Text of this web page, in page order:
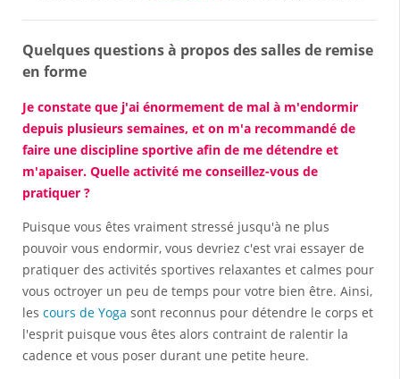
Quelques questions à propos des salles de remise
en forme
Je constate que j'ai énormement de mal à m'endormir
depuis plusieurs semaines, et on m'a recommandé de
faire une discipline sportive afin de me détendre et
m'apaiser. Quelle activité me conseillez-vous de
pratiquer ?
Puisque vous êtes vraiment stressé jusqu'à ne plus
pouvoir vous endormir, vous devriez c'est vrai essayer de
pratiquer des activités sportives relaxantes et calmes pour
vous octroyer un peu de temps pour votre bien être. Ainsi,
les cours de Yoga sont reconnus pour détendre le corps et
l'esprit puisque vous êtes alors contraint de ralentir la
cadence et vous poser durant une petite heure.